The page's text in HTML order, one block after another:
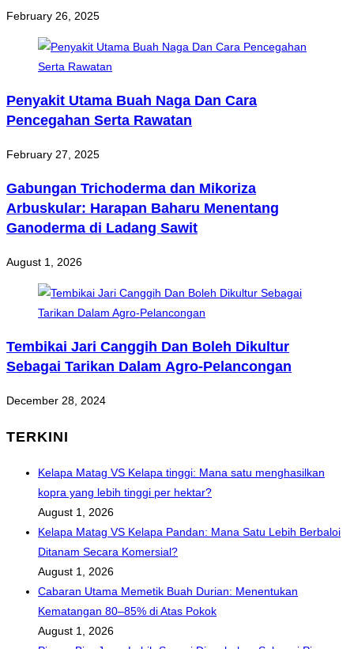
February 26, 2025
Penyakit Utama Buah Naga Dan Cara
Pencegahan Serta Rawatan
February 27, 2025
Gabungan Trichoderma dan Mikoriza
Arbuskular: Harapan Baharu Menentang
Ganoderma di Ladang Sawit
August 1, 2026
Tembikai Jari Canggih Dan Boleh Dikultur
Sebagai Tarikan Dalam Agro-Pelancongan
December 28, 2024
TERKINI
Kelapa Matag VS Kelapa tinggi: Mana satu menghasilkan
kopra yang lebih tinggi per hektar?
August 1, 2026
Kelapa Matag VS Kelapa Pandan: Mana Satu Lebih Berbaloi
Ditanam Secara Komersial?
August 1, 2026
Cabaran Utama Memetik Buah Durian: Menentukan
Kematangan 80–85% di Atas Pokok
August 1, 2026